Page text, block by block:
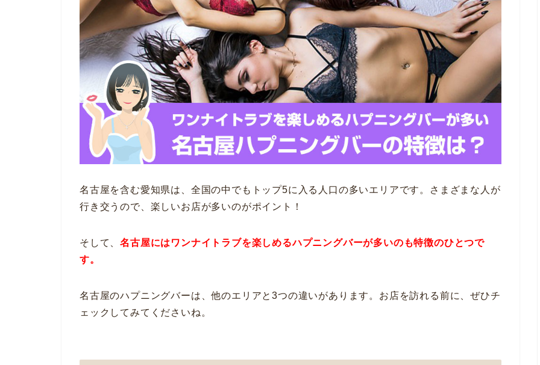
名古屋を含む愛知県は、全国の中でもトップ5に入る人口の多いエリアです。さまざまな人が
行き交うので、楽しいお店が多いのがポイント！
そして、名古屋にはワンナイトラブを楽しめるハプニングバーが多いのも特徴のひとつで
す。
名古屋のハプニングバーは、他のエリアと3つの違いがあります。お店を訪れる前に、ぜひチ
ェックしてみてくださいね。